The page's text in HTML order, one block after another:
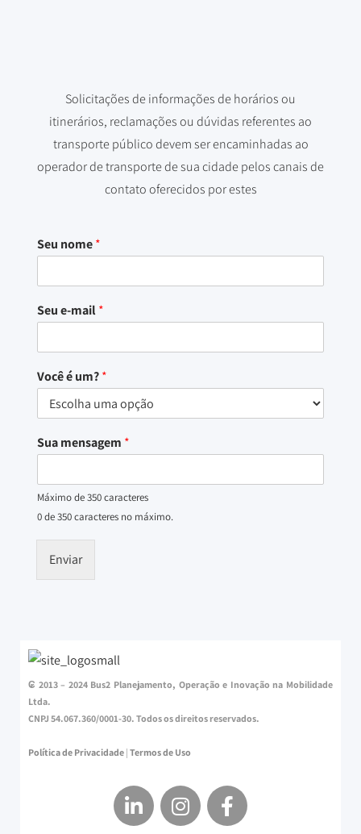
Solicitações de informações de horários ou
itinerários, reclamações ou dúvidas referentes ao
transporte público devem ser encaminhadas ao
operador de transporte de sua cidade pelos canais de
contato oferecidos por estes
Seu nome*
Seu e-mail*
Você é um?*
Sua mensagem *
Máximo de 350 caracteres
0 de 350 caracteres no máximo.
Enviar
₢ 2013 – 2024 Bus2 Planejamento, Operação e Inovação na Mobilidade
Ltda.
CNPJ 54.067.360/0001-30. Todos os direitos reservados.
Política de Privacidade | Termos de Uso